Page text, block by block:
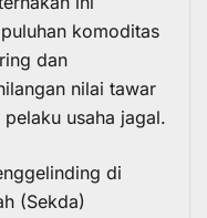
komoditas
dan
nilai tawar
usaha jagal.
di
(Sekda)